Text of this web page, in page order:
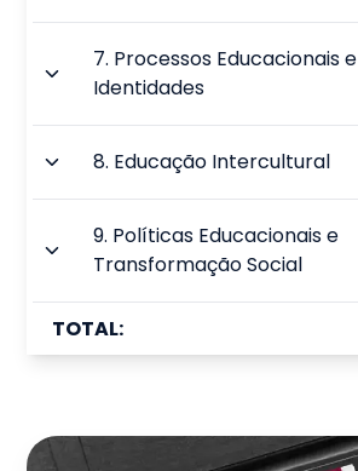
7. Processos Educacionais e
Identidades
8. Educação Intercultural
9. Políticas Educacionais e
Transformação Social
TOTAL: